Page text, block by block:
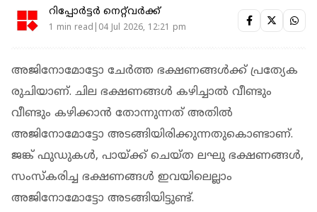
റിപ്പോർട്ടർ നെറ്റ്‌വര്‍ക്ക്‌
1 min read|04 Jul 2026, 12:21 pm
അജിനോമോട്ടോ ചേര്‍ത്ത ഭക്ഷണങ്ങള്‍ക്ക് പ്രത്യേക
രുചിയാണ്. ചില ഭക്ഷണങ്ങള്‍ കഴിച്ചാല്‍ വീണ്ടും
വീണ്ടും കഴിക്കാന്‍ തോന്നുന്നത് അതില്‍
അജിനോമോട്ടോ അടങ്ങിയിരിക്കുന്നതുകൊണ്ടാണ്.
ജങ്ക് ഫുഡുകള്‍, പായ്ക്ക് ചെയ്ത ലഘു ഭക്ഷണങ്ങള്‍,
സംസ്‌കരിച്ച ഭക്ഷണങ്ങള്‍ ഇവയിലെല്ലാം
അജിനോമോട്ടോ അടങ്ങിയിട്ടുണ്ട്.